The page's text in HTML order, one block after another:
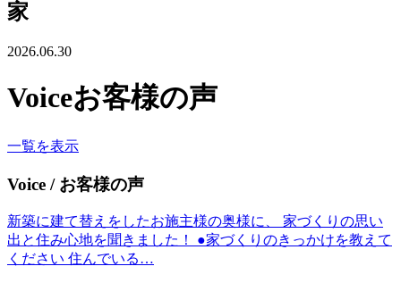
家
2026.06.30
Voiceお客様の声
一覧を表示
Voice / お客様の声
新築に建て替えをしたお施主様の奥様に、 家づくりの思い
出と住み心地を聞きました！ ●家づくりのきっかけを教えて
ください 住んでいる…